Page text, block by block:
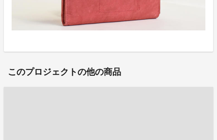
このプロジェクトの他の商品